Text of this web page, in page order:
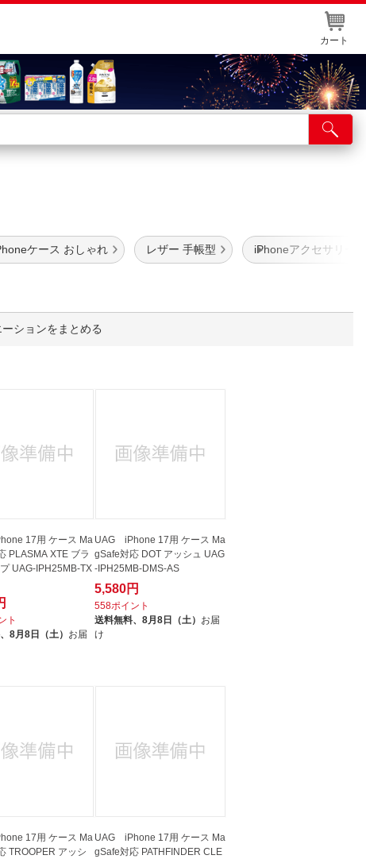
カート
店舗情報・店舗一覧
ケース おしゃれ レザー 手帳型 iPhoneアクセサリー
ションをまとめる
17用 ケース Ma
PLASMA XTE ブラ
UAG-IPH25MB-TX
ト
8月8日（土） お届
UAG iPhone 17用 ケース Ma
gSafe対応 DOT アッシュ UAG
-IPH25MB-DMS-AS
5,580円
558ポイント
送料無料、 8月8日（土） お届
け
17用 ケース Ma
TROOPER アッシ
UAG iPhone 17用 ケース Ma
gSafe対応 PATHFINDER CLE